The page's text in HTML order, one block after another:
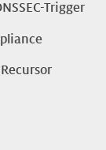
Trigger